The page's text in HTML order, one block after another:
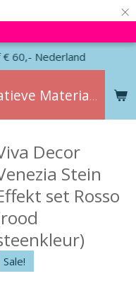
×
Materialen
60,- Nederland
Decor
Stein
set Rosso
Sale!